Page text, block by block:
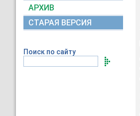
АРХИВ
СТАРАЯ ВЕРСИЯ
Поиск по сайту